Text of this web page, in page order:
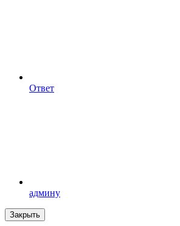
Ответ
админу
Закрыть